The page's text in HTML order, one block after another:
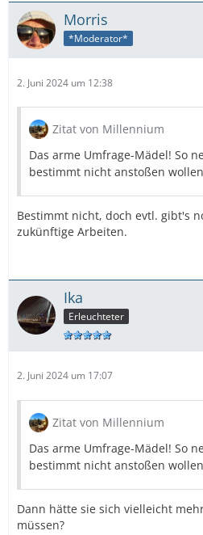
Morris
*Moderator*
2. Juni 2024 um 12:38
Zitat von Millennium
Das arme Umfrage-Mädel! So
bestimmt nicht anstoßen wollen
Bestimmt nicht, doch evtl. gibt's
zukünftige Arbeiten.
Ika
Erleuchteter
2. Juni 2024 um 17:07
Zitat von Millennium
Das arme Umfrage-Mädel! So
bestimmt nicht anstoßen wollen
Dann hätte sie sich vielleicht
müssen?